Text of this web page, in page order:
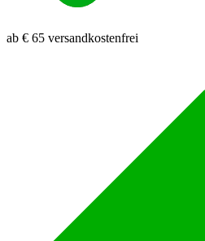
ab € 65 versandkostenfrei